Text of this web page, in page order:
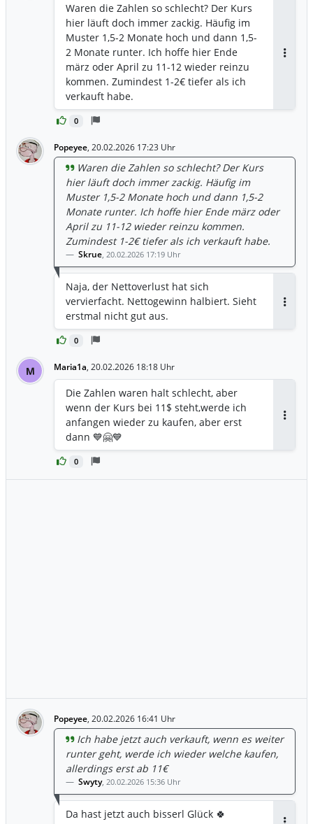
0
Waren die Zahlen so schlecht? Der Kurs
hier läuft doch immer zackig. Häufig im
Muster 1,5-2 Monate hoch und dann 1,5-
2 Monate runter. Ich hoffe hier Ende
märz oder April zu 11-12 wieder reinzu
kommen. Zumindest 1-2€ tiefer als ich
verkauft habe.
Popeyee, 20.02.2026 17:23 Uhr
0
Waren die Zahlen so schlecht? Der Kurs
hier läuft doch immer zackig. Häufig im
Muster 1,5-2 Monate hoch und dann 1,5-2
Monate runter. Ich hoffe hier Ende märz oder
April zu 11-12 wieder reinzu kommen.
Zumindest 1-2€ tiefer als ich verkauft habe.
Skrue, 20.02.2026 17:19 Uhr
Naja, der Nettoverlust hat sich
vervierfacht. Nettogewinn halbiert. Sieht
erstmal nicht gut aus.
M Maria1a, 20.02.2026 18:18 Uhr
0
Die Zahlen waren halt schlecht, aber
wenn der Kurs bei 11$ steht,werde ich
anfangen wieder zu kaufen, aber erst
dann 💙🤗💙
Popeyee, 20.02.2026 16:41 Uhr
Ich habe jetzt auch verkauft, wenn es weiter
runter geht, werde ich wieder welche kaufen,
allerdings erst ab 11€
Swyty, 20.02.2026 15:36 Uhr
Da hast jetzt auch bisserl Glück 🍀